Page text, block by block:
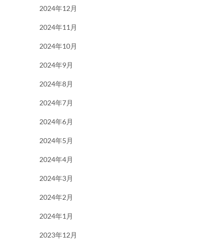
2024年12月
2024年11月
2024年10月
2024年9月
2024年8月
2024年7月
2024年6月
2024年5月
2024年4月
2024年3月
2024年2月
2024年1月
2023年12月